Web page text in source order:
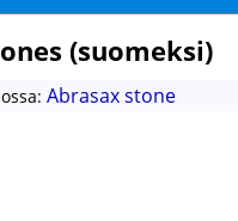
(suomeksi)
Abrasax stone